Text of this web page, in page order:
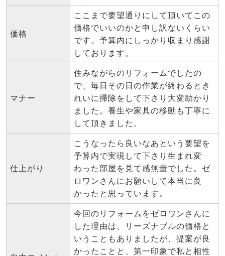
価格
ここまで要望通りにして頂いてこの
価格でいいのかと申し訳ないくらい
です。予算内にしっかり収まり感謝
しております。
マナー
住みながらのリフォームでしたの
で、毎日その日の作業が終わるとき
れいに掃除をして下さり大変助かり
ました。養生や家具の移動も丁寧に
して頂きました。
仕上がり
こうなったら良いなあという要望を
予算内で実現して下さり生まれ変
わった部屋を見て感無量でした。ゼ
ロワンさんにお願いして本当に良
かったと思っています。
今回のリフォームをゼロワンさんに
した理由は、リーズナブルの価格と
いうこともありましたが、提案が良
かったことと、第一印象で私と相性